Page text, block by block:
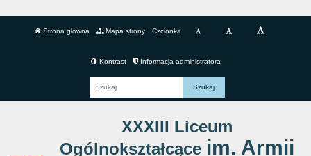
Strona główna Mapa strony Czcionka
Kontrast Informacja administratora
XXXIII Liceum
Ogólnokształcące im. Armii